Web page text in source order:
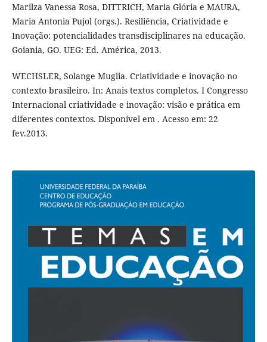
Marilza Vanessa Rosa, DITTRICH, Maria Glória e MAURA,
Maria Antonia Pujol (orgs.). Resiliência, Criatividade e
Inovação: potencialidades transdisciplinares na educação.
Goiania, GO. UEG: Ed. América, 2013.
WECHSLER, Solange Muglia. Criatividade e inovação no
contexto brasileiro. In: Anais textos completos. I Congresso
Internacional criatividade e inovação: visão e prática em
diferentes contextos. Disponível em . Acesso em: 22
fev.2013.